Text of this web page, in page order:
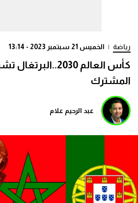
رياضة | الخميس 21 سبتمبر 2023 - 13:14
كأس العالم
المشترك
عبد الرحيم علام